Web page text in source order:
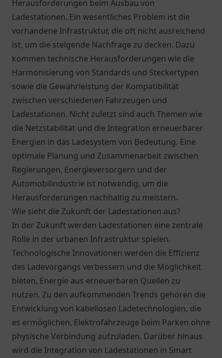
Herausforderungen beim Ausbau von
Ladestationen. Ein wesentliches Problem ist die
vorhandene Infrastruktur, die oft nicht ausreichend
ist, um die steigende Nachfrage zu decken. Dazu
kommen technische Herausforderungen wie die
Harmonisierung von Standards und Steckertypen
sowie die Gewährleistung der Kompatibilität
zwischen verschiedenen Fahrzeugen und
Ladestationen. Nicht zuletzt sind auch Themen wie
die Netzstabilität und die Integration erneuerbarer
Energien in das Ladesystem von Bedeutung. Eine
optimale Planung und Zusammenarbeit zwischen
Regierungen, Energieversorgern und der
Automobilindustrie ist notwendig, um die
Herausforderungen nachhaltig zu meistern.
Wie sieht die Zukunft der Ladestationen aus?
In der Zukunft werden Ladestationen eine zentrale
Rolle in der urbanen Infrastruktur spielen.
Technologische Innovationen werden die Effizienz
des Ladevorgangs verbessern und die Möglichkeit
bieten, Energie aus erneuerbaren Quellen zu
nutzen. Zu den aufkommenden Trends gehören die
Entwicklung von kabellosen Ladetechnologien, die
es ermöglichen, Elektrofahrzeuge beim Parken ohne
physische Verbindung aufzuladen. Darüber hinaus
wird die Integration von Ladestationen in Smart